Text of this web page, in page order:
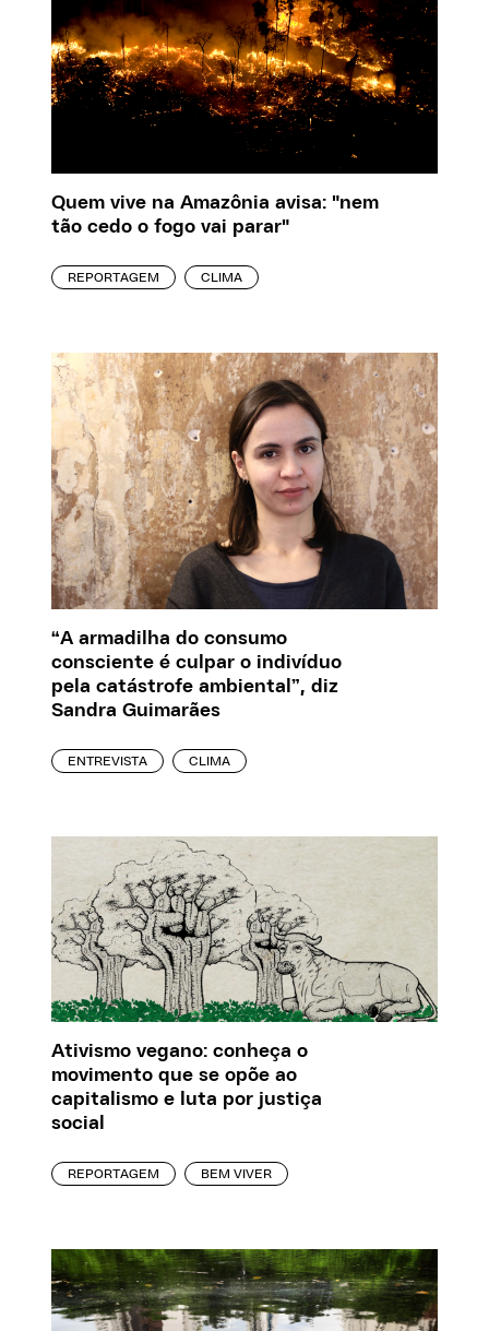
Quem vive na Amazônia avisa: "nem
tão cedo o fogo vai parar"
REPORTAGEM CLIMA
“A armadilha do consumo
consciente é culpar o indivíduo
pela catástrofe ambiental”, diz
Sandra Guimarães
ENTREVISTA CLIMA
Ativismo vegano: conheça o
movimento que se opõe ao
capitalismo e luta por justiça
social
REPORTAGEM BEM VIVER